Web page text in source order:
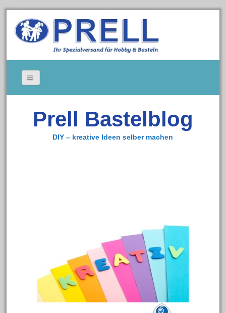
Gedeckte Tische
Kerzen
Prell Bastelblog
DIY – kreative Ideen selber machen